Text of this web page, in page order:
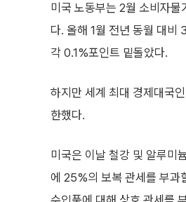
미국 노동부는 2월 소비자
다. 올해 1월 전년 동월 대비
각 0.1%포인트 밑돌았다.
하지만 세계 최대 경제대국
한했다.
미국은 이날 철강 및 알루미
에 25%의 보복 관세를 부과